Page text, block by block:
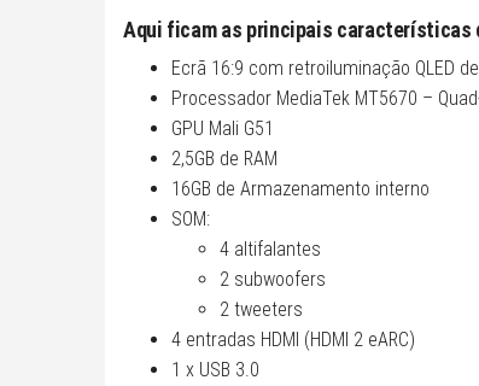
Aqui ficam as principais características
Ecrã 16:9 com retroiluminação QLED
Processador MediaTek MT5670 –
GPU Mali G51
2,5GB de RAM
16GB de Armazenamento interno
SOM:
4 altifalantes
2 subwoofers
2 tweeters
4 entradas HDMI (HDMI 2 eARC)
1 x USB 3.0